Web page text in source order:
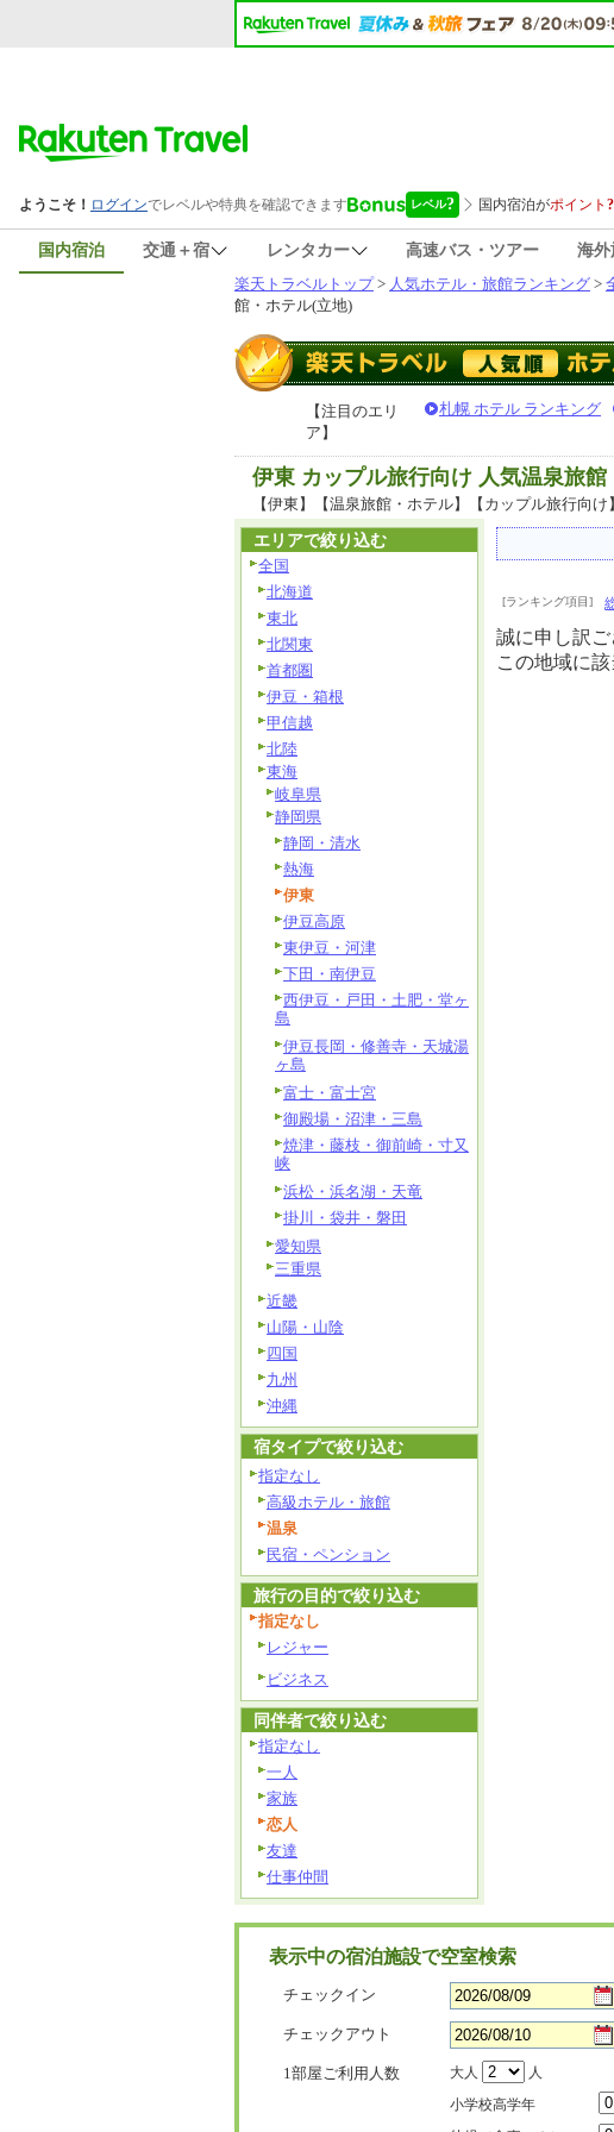
国内宿泊 交通＋宿 レンタカー 高速バス・ツアー 海外
楽天トラベルトップ> 人気ホテル・旅館ランキング >
館・ホテル(立地)
【注目のエリ
ア】
札幌 ホテル ランキング
伊東 カップル旅行向け 人気温泉旅館
【伊東】【温泉旅館・ホテル】【カップル旅行向け
[ランキング項目]
誠に申し訳ご
この地域に
エリアで絞り込む
全国
北海道
東北
北関東
首都圏
伊豆・箱根
甲信越
北陸
東海
岐阜県
静岡県
静岡・清水
熱海
伊東
伊豆高原
東伊豆・河津
下田・南伊豆
西伊豆・戸田・土肥・堂ヶ
島
伊豆長岡・修善寺・天城湯
ヶ島
富士・富士宮
御殿場・沼津・三島
焼津・藤枝・御前崎・寸又
峡
浜松・浜名湖・天竜
掛川・袋井・磐田
愛知県
三重県
近畿
山陽・山陰
四国
九州
沖縄
宿タイプで絞り込む
指定なし
高級ホテル・旅館
温泉
民宿・ペンション
旅行の目的で絞り込む
指定なし
レジャー
ビジネス
同伴者で絞り込む
指定なし
一人
家族
恋人
友達
仕事仲間
表示中の宿泊施設で空室検索
チェックイン
チェックアウト
1部屋ご利用人数 大人
人
小学校高学年